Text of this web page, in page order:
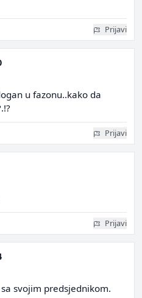
Prijavi
u fazonu..kako da
Prijavi
Prijavi
svojim predsjednikom.